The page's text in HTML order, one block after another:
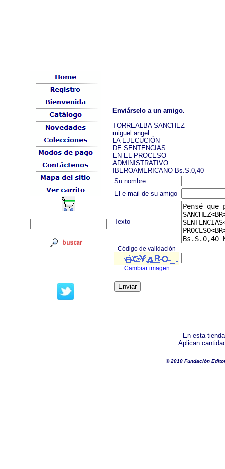
Enviárselo a un amigo.
TORREALBA SANCHEZ
miguel angel
LA EJECUCIÓN
DE SENTENCIAS
EN EL PROCESO
ADMINISTRATIVO
IBEROAMERICANO Bs.S.0,40
Su nombre
El e-mail de su amigo
Texto
Código de validación
Cambiar imagen
En esta
Aplican
© 2010 Fundación